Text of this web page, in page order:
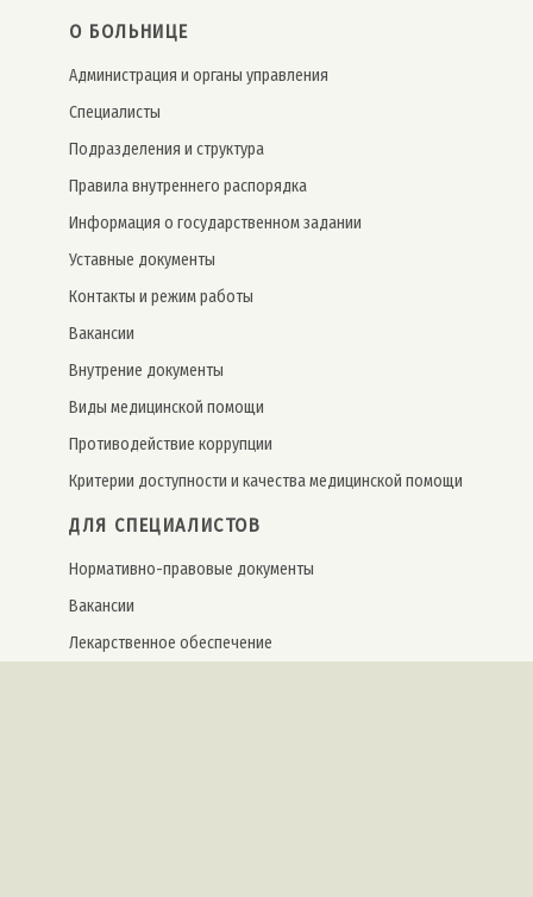
О БОЛЬНИЦЕ
Администрация и органы управления
Специалисты
Подразделения и структура
Правила внутреннего распорядка
Информация о государственном задании
Уставные документы
Контакты и режим работы
Вакансии
Внутрение документы
Виды медицинской помощи
Противодействие коррупции
Критерии доступности и качества медицинской помощи
ДЛЯ СПЕЦИАЛИСТОВ
Нормативно-правовые документы
Вакансии
Лекарственное обеспечение